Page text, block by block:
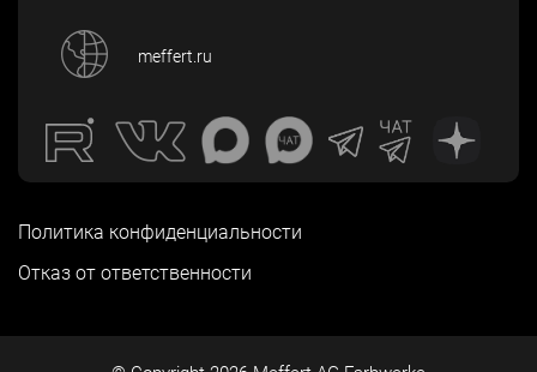
meffert.ru
Политика конфиденциальности
Отказ от ответственности